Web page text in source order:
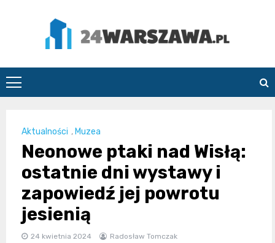
24Warszawa.pl
Aktualności , Muzea
Neonowe ptaki nad Wisłą:
ostatnie dni wystawy i
zapowiedź jej powrotu
jesienią
24 kwietnia 2024 Radosław Tomczak